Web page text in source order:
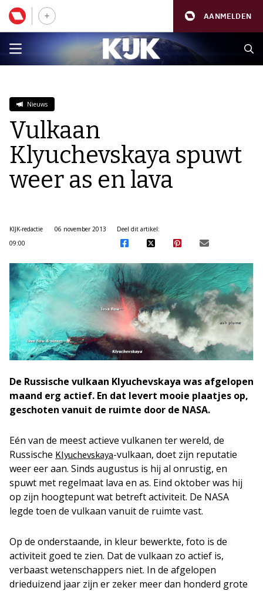
AANMELDEN
Nieuws
Vulkaan
Klyuchevskaya spuwt
weer as en lava
KIJK-redactie
06 november 2013
09:00
Deel dit artikel:
De Russische vulkaan Klyuchevskaya was afgelopen
maand erg actief. En dat levert mooie plaatjes op,
geschoten vanuit de ruimte door de NASA.
Eén van de meest actieve vulkanen ter wereld, de
Russische Klyuchevskaya-vulkaan, doet zijn reputatie
weer eer aan. Sinds augustus is hij al onrustig, en
spuwt met regelmaat lava en as. Eind oktober was hij
op zijn hoogtepunt wat betreft activiteit. De NASA
legde toen de vulkaan vanuit de ruimte vast.
Op de onderstaande, in kleur bewerkte, foto is de
activiteit goed te zien. Dat de vulkaan zo actief is,
verbaast wetenschappers niet. In de afgelopen
drieduizend jaar zijn er zeker meer dan honderd grote